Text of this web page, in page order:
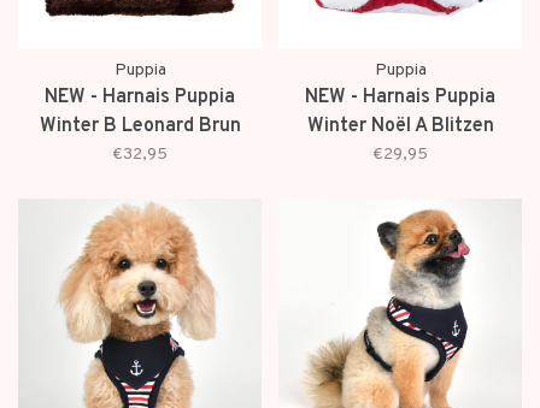
Puppia
NEW - Harnais Puppia
Winter B Leonard Brun
€32,95
Puppia
NEW - Harnais Puppia
Winter Noël A Blitzen
Rouge
€29,95